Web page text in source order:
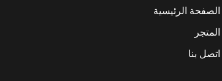
الصفحة الرئيسية
المتجر
اتصل بنا